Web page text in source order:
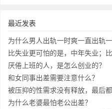
最近发表
为什么男人出轨一时爽一直出轨一
比失业更可怕的是，中年失业；
厌倦上班的人，是怎么创业的？
和女同事出差需要注意什么？
被压抑的性需求没有释放，最后都
为什么老婆最怕老公出差？